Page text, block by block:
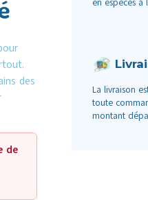
des
de
La livraison
toute
montant